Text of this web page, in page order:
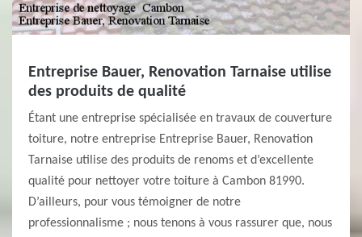
Entreprise Bauer, Renovation Tarnaise utilise
des produits de qualité
Étant une entreprise spécialisée en travaux de couverture
toiture, notre entreprise Entreprise Bauer, Renovation
Tarnaise utilise des produits de renoms et d’excellente
qualité pour nettoyer votre toiture à Cambon 81990.
D’ailleurs, pour vous témoigner de notre
professionnalisme ; nous tenons à vous rassurer que, nous